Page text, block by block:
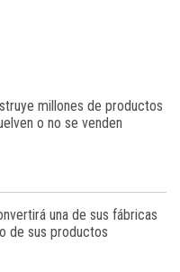
millones de productos
o no se venden
una de sus fábricas
de sus productos